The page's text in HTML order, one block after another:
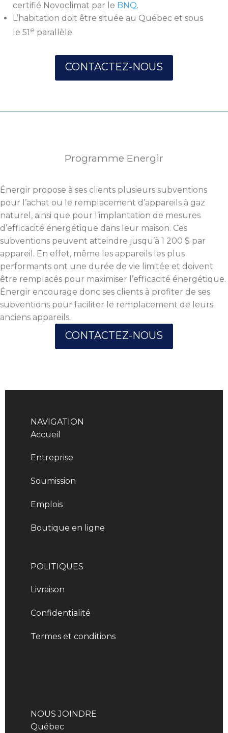
certifié Novoclimat par le BNQ.
L’habitation doit être située au Québec et sous
le 51 e parallèle.
CONTACTEZ-NOUS
Programme Energir
Énergir propose à ses clients plusieurs subventions
pour l’achat ou le remplacement d’appareils à gaz
naturel, ainsi que pour l’implantation de mesures
d’efficacité énergétique dans leur maison. Ces
subventions peuvent atteindre jusqu’à 1 200 $ par
appareil. En effet, même les appareils les plus
performants ont une durée de vie limitée et doivent
être remplacés pour maximiser l’efficacité énergétique.
Énergir encourage donc ses clients à profiter de ses
subventions pour faciliter le remplacement de leurs
anciens appareils.
CONTACTEZ-NOUS
NAVIGATION
Accueil
Entreprise
Soumission
Emplois
Boutique en ligne
POLITIQUES
Livraison
Confidentialité
Termes et conditions
NOUS JOINDRE
Québec